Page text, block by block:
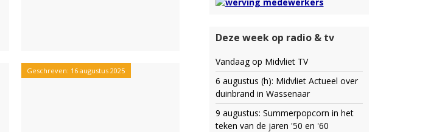
Geschreven: 16 augustus 2025
Deze week op radio & tv
Vandaag op Midvliet TV
6 augustus (h): Midvliet Actueel over
duinbrand in Wassenaar
9 augustus: Summerpopcorn in het
teken van de jaren '50 en '60